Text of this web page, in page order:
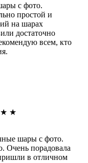
с фото.
простой и
на шарах
достаточно
всем, кто
★ ★
шары с фото.
Очень порадовала
в отличном